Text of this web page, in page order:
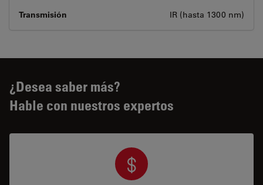
Transmisión IR (hasta 1300 nm)
¿Desea saber más?
Hable con nuestros expertos